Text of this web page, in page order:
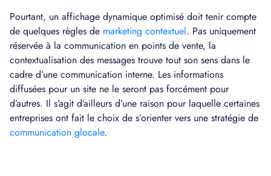
Pourtant, un affichage dynamique optimisé doit tenir compte
de quelques règles de marketing contextuel. Pas uniquement
réservée à la communication en points de vente, la
contextualisation des messages trouve tout son sens dans le
cadre d’une communication interne. Les informations
diffusées pour un site ne le seront pas forcément pour
d’autres. Il s’agit d’ailleurs d’une raison pour laquelle certaines
entreprises ont fait le choix de s’orienter vers une stratégie de
communication glocale.